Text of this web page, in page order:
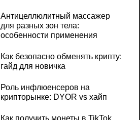
Антицеллюлитный массажер
для разных зон тела:
особенности применения
Как безопасно обменять крипту:
гайд для новичка
Роль инфлюенсеров на
крипторынке: DYOR vs хайп